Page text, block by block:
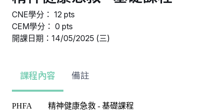
CNE學分： 12 pts
CEM學分： 0 pts
開課日期：14/05/2025 (三)
課程內容 備註
PHFA 精神健康急救 - 基礎課程